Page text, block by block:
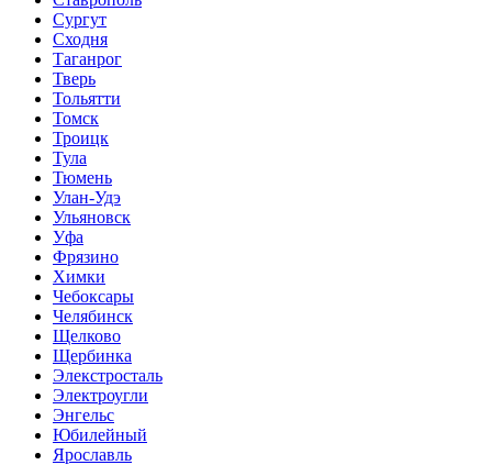
Сургут
Сходня
Таганрог
Тверь
Тольятти
Томск
Троицк
Тула
Тюмень
Улан-Удэ
Ульяновск
Уфа
Фрязино
Химки
Чебоксары
Челябинск
Щелково
Щербинка
Элекстросталь
Электроугли
Энгельс
Юбилейный
Ярославль